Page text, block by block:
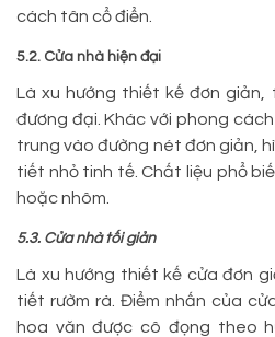
cách tân cổ điển.
5.2. Cửa nhà hiện đại
Là xu hướng thiết kế đơn
đương đại. Khác với phong
trung vào đường nét đơn giản,
tiết nhỏ tinh tế. Chất liệu phổ
hoặc nhôm.
5.3. Cửa nhà tối giản
Là xu hướng thiết kế cửa đơn
tiết rườm rà. Điểm nhấn của
hoa văn được cô đọng theo